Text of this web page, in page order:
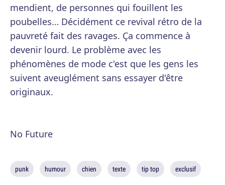
mendient, de personnes qui fouillent les
poubelles… Décidément ce revival rétro de la
pauvreté fait des ravages. Ça commence à
devenir lourd. Le problème avec les
phénomènes de mode c'est que les gens les
suivent aveuglément sans essayer d'être
originaux.
No Future
punk humour chien texte tip top exclusif